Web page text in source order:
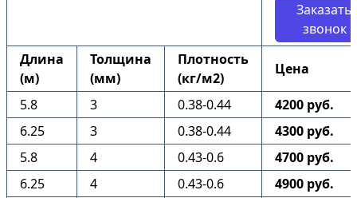
Заказать
звонок
Длина
(м)
Толщина
(мм)
Плотность
(кг/м2)
Цена
5.8 3 0.38-0.44
4200 руб.
6.25
3 0.38-0.44
4300 руб.
5.8
4 0.43-0.6
4700 руб.
6.25
4 0.43-0.6
4900 руб.